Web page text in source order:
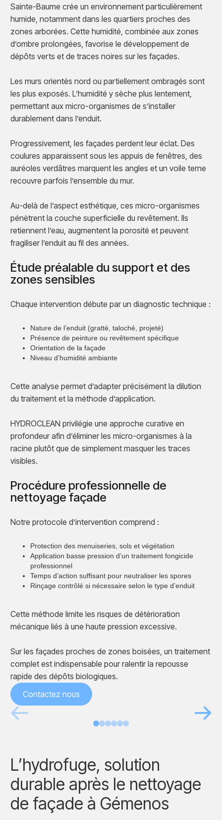
Avant Après
Sainte-Baume crée un environnement particulièrement
humide, notamment dans les quartiers proches des
zones arborées. Cette humidité, combinée aux zones
d’ombre prolongées, favorise le développement de
dépôts verts et de traces noires sur les façades.
Les murs orientés nord ou partiellement ombragés sont
les plus exposés. L’humidité y sèche plus lentement,
permettant aux micro-organismes de s’installer
durablement dans l’enduit.
Progressivement, les façades perdent leur éclat. Des
coulures apparaissent sous les appuis de fenêtres, des
auréoles verdâtres marquent les angles et un voile terne
recouvre parfois l’ensemble du mur.
Au-delà de l’aspect esthétique, ces micro-organismes
pénètrent la couche superficielle du revêtement. Ils
retiennent l’eau, augmentent la porosité et peuvent
fragiliser l’enduit au fil des années.
Étude préalable du support et des
zones sensibles
Chaque intervention débute par un diagnostic technique :
Nature de l’enduit (gratté, taloché, projeté)
Présence de peinture ou revêtement spécifique
Orientation de la façade
Niveau d’humidité ambiante
Cette analyse permet d’adapter précisément la dilution
du traitement et la méthode d’application.
HYDROCLEAN privilégie une approche curative en
profondeur afin d’éliminer les micro-organismes à la
racine plutôt que de simplement masquer les traces
visibles.
Procédure professionnelle de
nettoyage façade
Notre protocole d’intervention comprend :
Protection des menuiseries, sols et végétation
Application basse pression d’un traitement fongicide
professionnel
Temps d’action suffisant pour neutraliser les spores
Rinçage contrôlé si nécessaire selon le type d’enduit
Cette méthode limite les risques de détérioration
mécanique liés à une haute pression excessive.
Sur les façades proches de zones boisées, un traitement
complet est indispensable pour ralentir la repousse
rapide des dépôts biologiques.
Contactez nous
L’hydrofuge, solution
durable après le nettoyage
de façade à Gémenos